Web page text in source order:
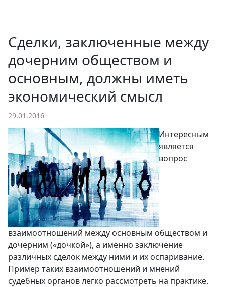
Сделки, заключенные между
дочерним обществом и
основным, должны иметь
экономический смысл
29.01.2016
Интересным
является
вопрос
взаимоотношений между основным обществом и
дочерним («дочкой»), а именно заключение
различных сделок между ними и их оспаривание.
Пример таких взаимоотношений и мнений
судебных органов легко рассмотреть на практике.